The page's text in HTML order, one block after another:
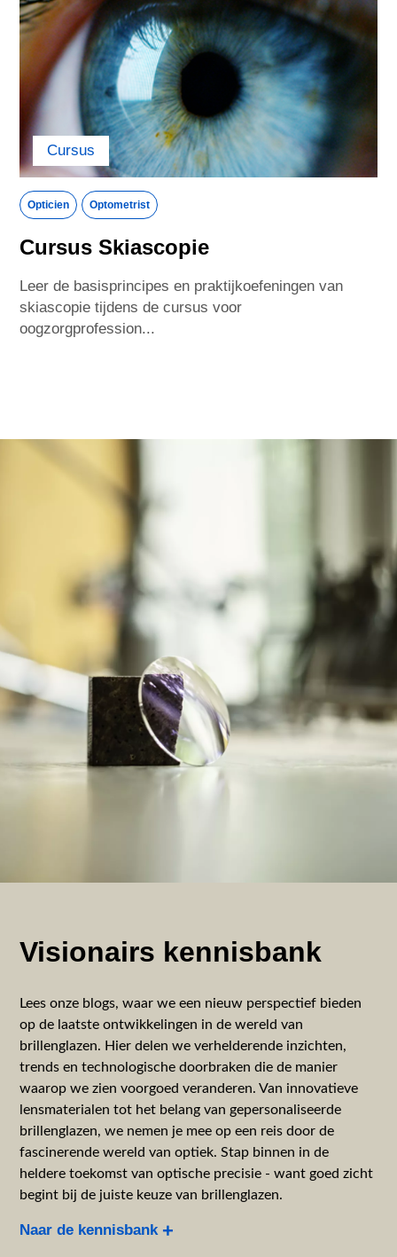
Cursus
Opticien Optometrist
Cursus Skiascopie
Leer de basisprincipes en praktijkoefeningen van
skiascopie tijdens de cursus voor
oogzorgprofession...
Visionairs kennisbank
Lees onze blogs, waar we een nieuw perspectief bieden
op de laatste ontwikkelingen in de wereld van
brillenglazen. Hier delen we verhelderende inzichten,
trends en technologische doorbraken die de manier
waarop we zien voorgoed veranderen. Van innovatieve
lensmaterialen tot het belang van gepersonaliseerde
brillenglazen, we nemen je mee op een reis door de
fascinerende wereld van optiek. Stap binnen in de
heldere toekomst van optische precisie - want goed zicht
begint bij de juiste keuze van brillenglazen.
Naar de kennisbank